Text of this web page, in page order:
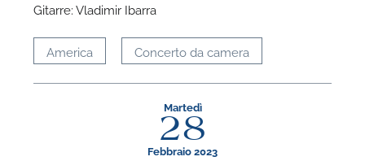
Gitarre: Vladimir Ibarra
America Concerto da camera
Martedì
28
Febbraio 2023